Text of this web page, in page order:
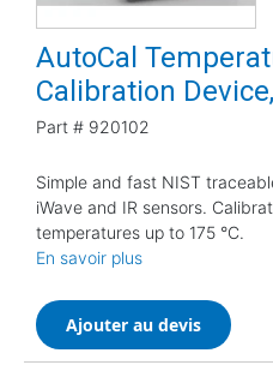
AutoCal
Calibration
Part # 920102
Simple and fast NIST
iWave and IR sensors.
temperatures up to 175 °C.
En savoir plus
Ajouter au devis